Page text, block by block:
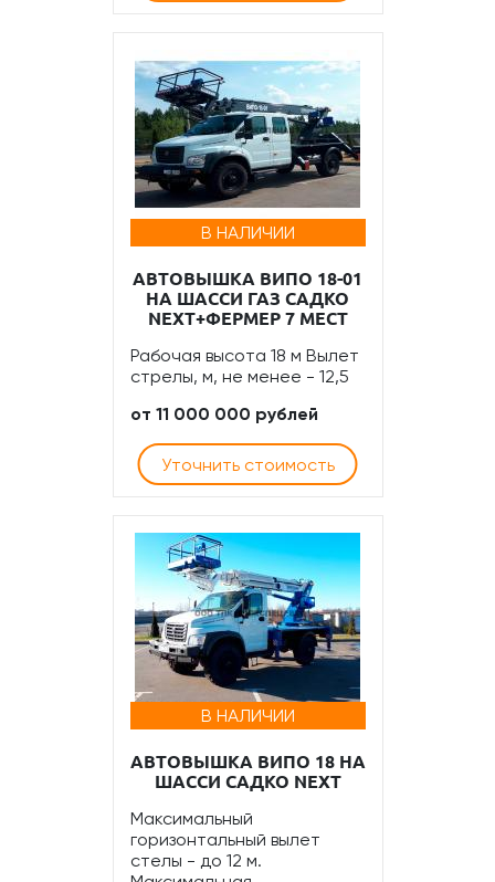
В НАЛИЧИИ
АВТОВЫШКА ВИПО 18-01
НА ШАССИ ГАЗ САДКО
NEXT+ФЕРМЕР 7 МЕСТ
Рабочая высота 18 м Вылет
стрелы, м, не менее - 12,5
от 11 000 000 рублей
Уточнить стоимость
В НАЛИЧИИ
АВТОВЫШКА ВИПО 18 НА
ШАССИ САДКО NEXT
Максимальный
горизонтальный вылет
стелы - до 12 м.